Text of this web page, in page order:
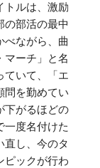
トルは、激励
の部活の最中
べながら、曲
マーチ」と名
ていて、「エ
問を勤めてい
下がるほどの
一度名付けた
直し、今のタ
ピックが行わ